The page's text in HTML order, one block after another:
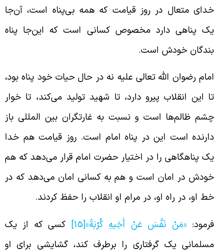
متعال در روز قیامت که همه بی‌پناه است، آن‌جا
پناهی دارد مخصوص کسانی است که این‌جا پناه
خودش است.
رضوان الله تعالی علیه نه در حال حیات خود پناه بود،
این انقلاب پیرو دارد، تا شهید تولید می‌کند، تا خوار
ظالم‌ها است و نسبت به غارتگران بین المللی باز
است این در پناه امام است. روز قیامت هم خدا
پناهگاهی را در اختیار حضرت امام قرار می‌دهد که هم
در امان است و هم به کسانی امان می‌دهد که در
او، در راه او، در مرام او انقلاب را حفظ کردند.
«مَنْ‏ نَفَّسَ‏ عَنْ‏ أَخِيهِ‏ كُرْبَةً»[15]
کسی که از یک
یک گرفتاری را برطرف کند، گشایشی برای او